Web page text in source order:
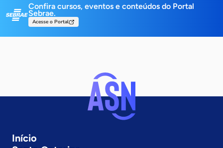
Confira cursos, eventos e conteúdos do Portal
Sebrae.
Acesse o Portal
Início